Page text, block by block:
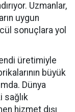
Uzmanlar,
uygun
sonuçlara yol
üretimiyle
büyük
Dünya
sağlık
hizmet dışı